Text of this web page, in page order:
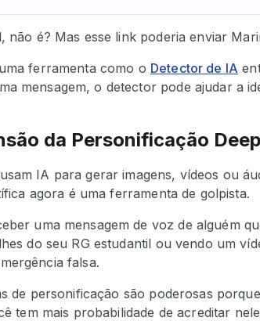
não é? Mas esse link poderia enviar
ferramenta como o Detector de IA
mensagem, o detector pode ajudar a
da Personificação
IA para gerar imagens, vídeos ou
agora é uma ferramenta de golpista.
uma mensagem de voz de alguém
do seu RG estudantil ou vendo um
falsa.
de personificação são poderosas
tem mais probabilidade de acreditar